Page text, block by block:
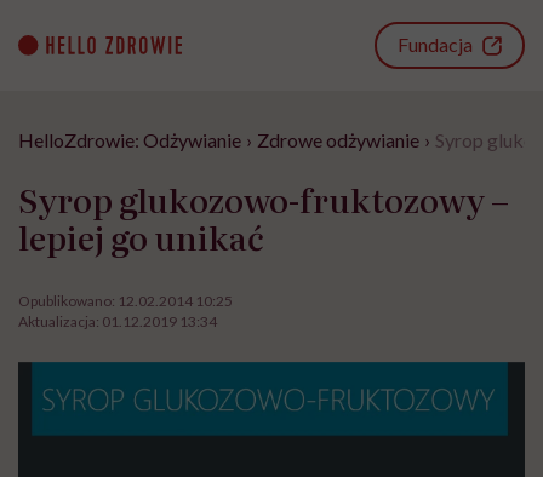
content
Fundacja
HelloZdrowie: Odżywianie › Zdrowe odżywianie › Syrop
Syrop glukozowo-fruktozowy –
lepiej go unikać
Opublikowano: 12.02.2014 10:25
Aktualizacja: 01.12.2019 13:34